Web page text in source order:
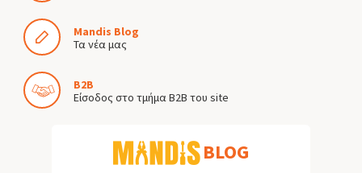
Mandis Blog
Τα νέα μας
B2B
Είσοδος στο τμήμα B2B του site
BLOG